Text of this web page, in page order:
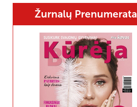
Žurnalų Prenumerata